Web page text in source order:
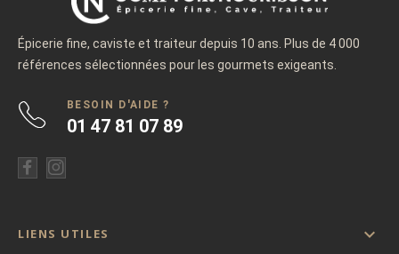
Épicerie fine, caviste et traiteur depuis 10 ans. Plus de 4 000
références sélectionnées pour les gourmets exigeants.
BESOIN D'AIDE ?
01 47 81 07 89
LIENS UTILES 